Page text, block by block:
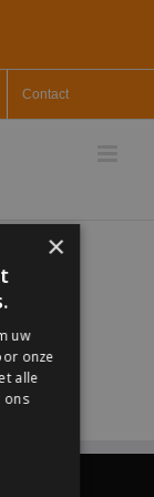
Contact
×
uw
onze
alle
ons